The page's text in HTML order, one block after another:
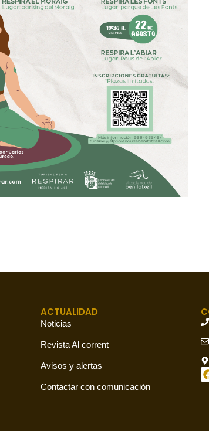
ACTUALIDAD
Noticias
Revista Al corrent
Avisos y alertas
Contactar con comunicación